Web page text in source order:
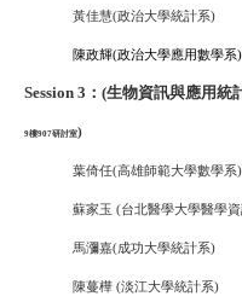
黃佳慧(政治大學統計系)
陳政輝(政治大學應用數學系)
Session 3：(生物資訊與應用
9樓907研討室)
葉倚任(高雄師範大學數學系)
蘇家玉 (台北醫學大學醫學
馬瀰嘉(成功大學統計系)
陳蔓樺 (淡江大學統計系)